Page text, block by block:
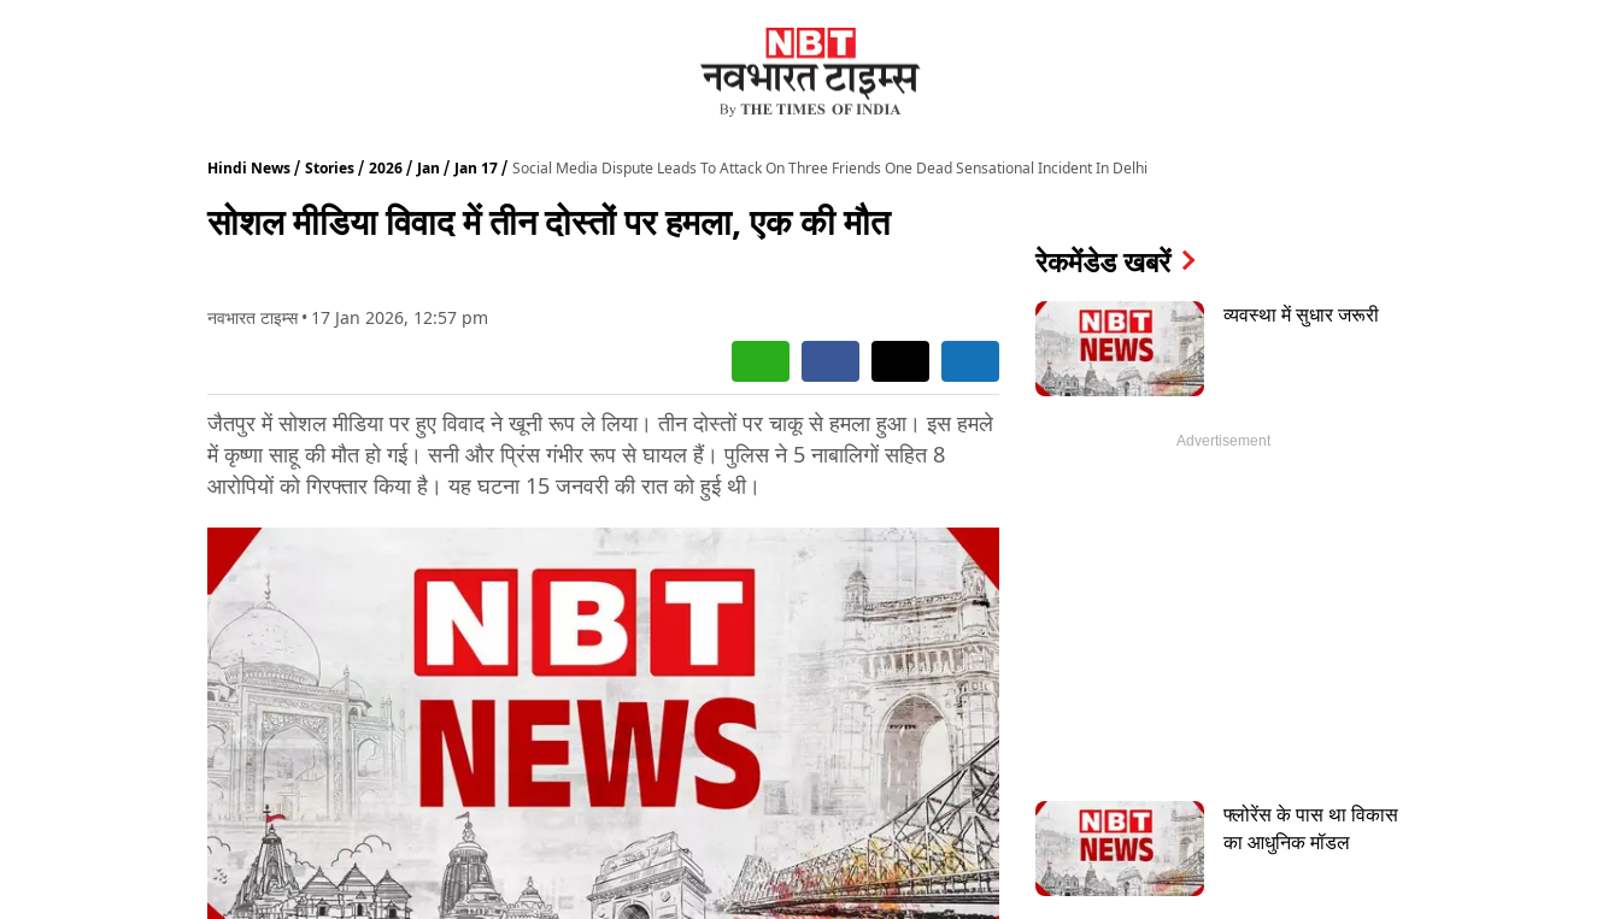
Hindi News Stories 2026 Jan Jan 17 Social Media Dispute Leads To Attack On Three Friends One Dead Sensational Incident In Delhi
सोशल मीडिया विवाद में तीन दोस्तों पर हमला, एक की मौत
नवभारत टाइम्स • 17 Jan 2026, 12:57 pm
जैतपुर में सोशल मीडिया पर हुए विवाद ने खूनी रूप ले लिया। तीन दोस्तों पर चाकू से हमला हुआ। इस हमले
में कृष्णा साहू की मौत हो गई। सनी और प्रिंस गंभीर रूप से घायल हैं। पुलिस ने 5 नाबालिगों सहित 8
आरोपियों को गिरफ्तार किया है। यह घटना 15 जनवरी की रात को हुई थी।
रेकमेंडेड खबरें
व्यवस्था में सुधार जरूरी
फ्लोरेंस के पास था विकास
का आधुनिक मॉडल